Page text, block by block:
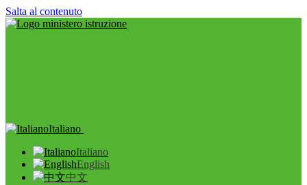
Salta al contenuto
Italiano
Italiano
English
中文